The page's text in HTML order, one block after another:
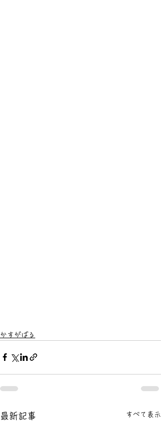
かすがばる
最新記事 すべて表示